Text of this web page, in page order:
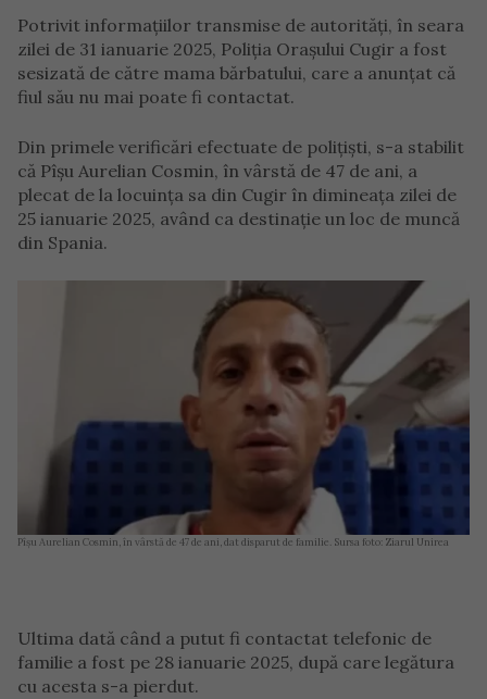
Potrivit informațiilor transmise de autorități, în seara
zilei de 31 ianuarie 2025, Poliția Orașului Cugir a fost
sesizată de către mama bărbatului, care a anunțat că
fiul său nu mai poate fi contactat.
Din primele verificări efectuate de polițiști, s-a stabilit
că Pîșu Aurelian Cosmin, în vârstă de 47 de ani, a
plecat de la locuința sa din Cugir în dimineața zilei de
25 ianuarie 2025, având ca destinație un loc de muncă
din Spania.
Pîșu Aurelian Cosmin, în vârstă de 47 de ani, dat disparut de familie. Sursa foto: Ziarul Unirea
Ultima dată când a putut fi contactat telefonic de
familie a fost pe 28 ianuarie 2025, după care legătura
cu acesta s-a pierdut.